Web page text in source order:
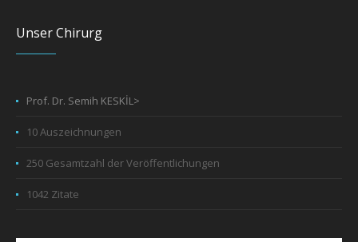
Unser Chirurg
Prof. Dr. Semih KESKİL>
10 Auszeichnungen
250 Gesamtzahl der Veröffentlichungen
1042 Zitate